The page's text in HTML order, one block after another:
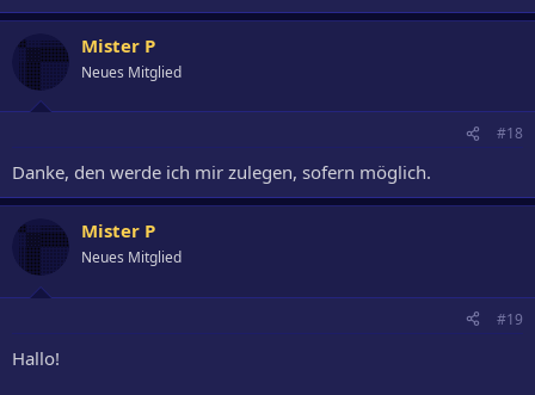
Mister P
Neues Mitglied
#18
Danke, den werde ich mir zulegen, sofern möglich.
Mister P
Neues Mitglied
#19
Hallo!